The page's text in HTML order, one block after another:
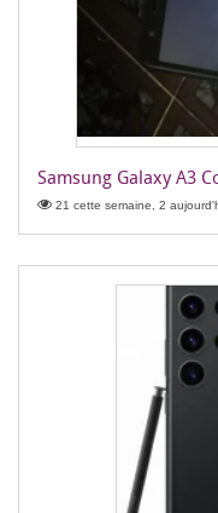
Samsung Galaxy A3
21 cette semaine, 2